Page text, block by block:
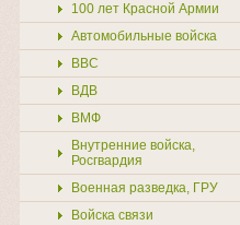
100 лет Красной Армии
Автомобильные войска
ВВС
ВДВ
ВМФ
Внутренние войска,
Росгвардия
Военная разведка, ГРУ
Войска связи